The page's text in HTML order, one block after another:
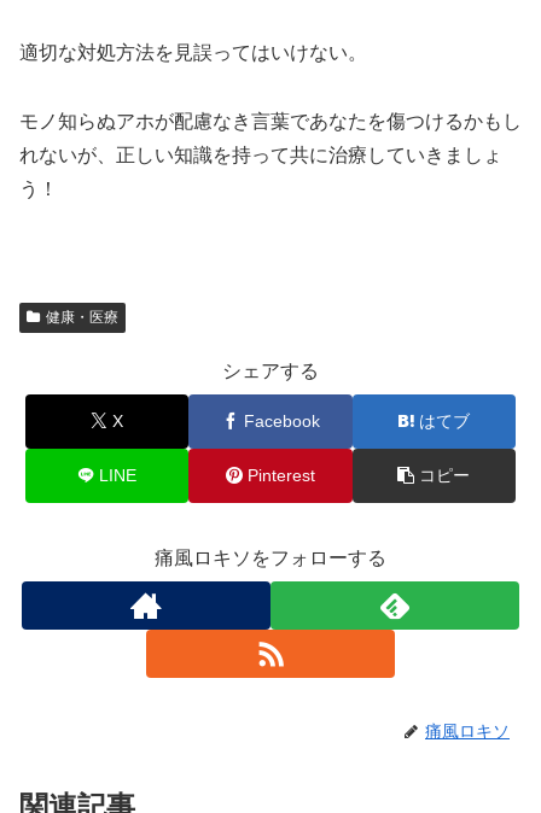
適切な対処方法を見誤ってはいけない。
モノ知らぬアホが配慮なき言葉であなたを傷つけるかもし
れないが、正しい知識を持って共に治療していきましょ
う！
健康・医療
シェアする
X Facebook はてブ
LINE Pinterest コピー
痛風ロキソをフォローする
痛風ロキソ